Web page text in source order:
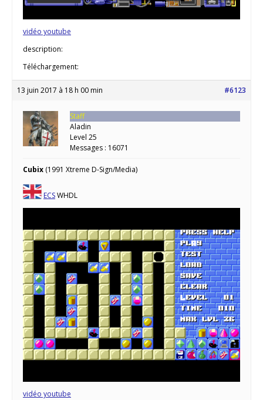
vidéo youtube
description:
Téléchargement:
13 juin 2017 à 18 h 00 min #6123
Staff
Aladin
Level 25
Messages : 16071
Cubix (1991 Xtreme D-Sign/Media)
ECSWHDL
vidéo youtube